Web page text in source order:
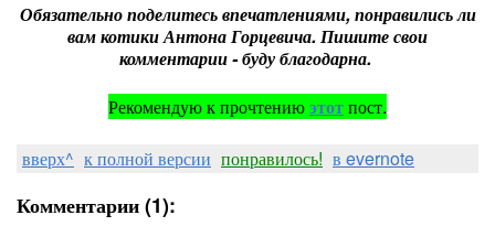
Обязательно поделитесь впечатлениями, понравились ли
вам котики Антона Горцевича. Пишите свои
комментарии - буду благодарна.
Рекомендую к прочтениюэтотпост.
вверх^ к полной версии понравилось! в evernote
Комментарии (1):